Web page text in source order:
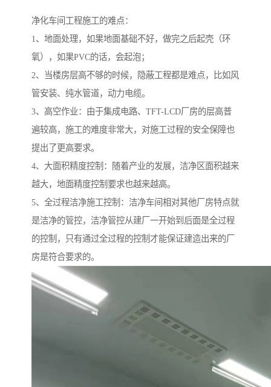
净化车间工程施工的难点：
1、地面处理，如果地面基础不好，做完之后起壳（环
氧），如果PVC的话，会起泡；
2、当楼房层高不够的时候，隐蔽工程都是难点，比如风
管安装、纯水管道，动力电缆。
3、高空作业：由于集成电路、TFT-LCD厂房的层高普
遍较高，施工的难度非常大，对施工过程的安全保障也
提出了更高要求。
4、大面积精度控制：随着产业的发展，洁净区面积越来
越大，地面精度控制要求也越来越高。
5、全过程洁净施工控制：洁净车间相对其他厂房特点就
是洁净的管控，洁净管控从建厂一开始到后面是全过程
的控制，只有通过全过程的控制才能保证建造出来的厂
房是符合要求的。